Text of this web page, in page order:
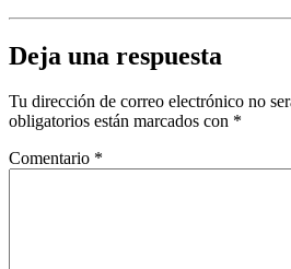
Deja una respuesta
Tu dirección de correo electrónico no
obligatorios están marcados con *
Comentario *